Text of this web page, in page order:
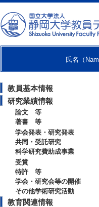
氏名（
教員基本情報
研究業績情報
論文 等
著書 等
学会発表・研究発表
共同・受託研究
科学研究費助成事業
受賞
特許 等
学会・研究会等の開催
その他学術研究活動
教育関連情報